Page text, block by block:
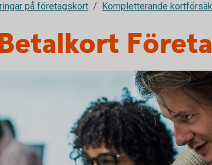
på företagskort Kompletterande